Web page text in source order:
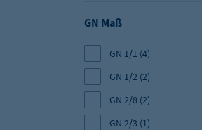
GN Maß
GN 1/1 (4)
GN 1/2 (2)
GN 2/8 (2)
GN 2/3 (1)